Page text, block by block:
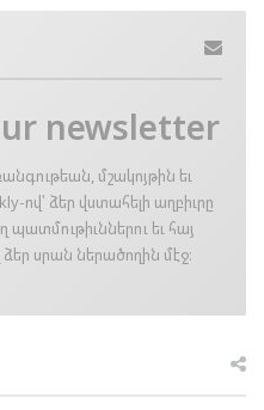
newsletter
մշակոյթին եւ
ով՝ ձեր վստահելի աղբիւրը
պատմութիւններու եւ հայ
սրան ներածողին մէջ։